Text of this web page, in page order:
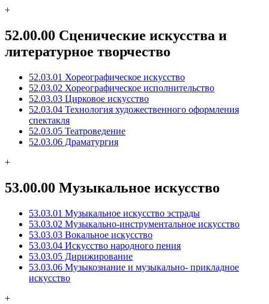
+
52.00.00 Сценические искусства и
литературное творчество
52.03.01 Хореографическое искусство
52.03.02 Хореографическое исполнительство
52.03.03 Цирковое искусство
52.03.04 Технология художественного оформления
спектакля
52.03.05 Театроведение
52.03.06 Драматургия
+
53.00.00 Музыкальное искусство
53.03.01 Музыкальное искусство эстрады
53.03.02 Музыкально-инструментальное искусство
53.03.03 Вокальное искусство
53.03.04 Искусство народного пения
53.03.05 Дирижирование
53.03.06 Музыкознание и музыкально- прикладное
искусство
+